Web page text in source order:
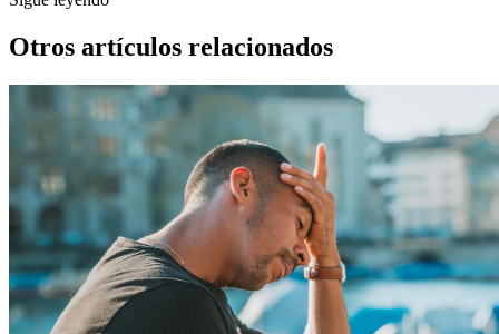
Otros artículos relacionados